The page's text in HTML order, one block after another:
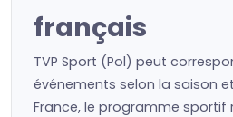
français
TVP Sport (Pol) peut
événements selon la saison
France, le programme